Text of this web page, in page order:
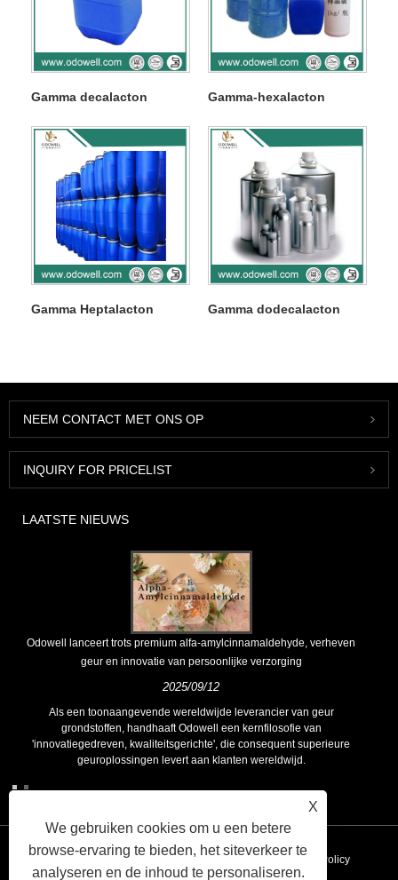
Gamma decalacton Gamma-hexalacton
Gamma Heptalacton Gamma dodecalacton
NEEM CONTACT MET ONS OP
INQUIRY FOR PRICELIST
LAATSTE NIEUWS
Odowell lanceert trots premium alfa-amylcinnamaldehyde, verheven
geur en innovatie van persoonlijke verzorging
2025/09/12
Als een toonaangevende wereldwijde leverancier van geur
grondstoffen, handhaaft Odowell een kernfilosofie van
'innovatiegedreven, kwaliteitsgerichte', die consequent superieure
geuroplossingen levert aan klanten wereldwijd.
Sitemap RSS Privacy Policy
X
We gebruiken cookies om u een betere
browse-ervaring te bieden, het siteverkeer te
analyseren en de inhoud te personaliseren.